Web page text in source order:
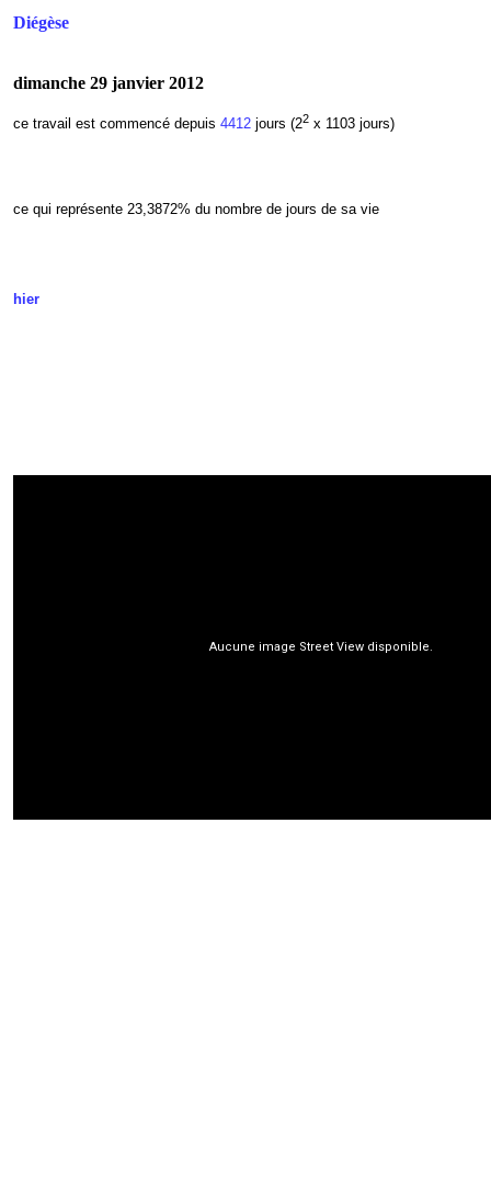
Diégèse
dimanche 29 janvier 2012
ce travail est commencé depuis 4412 jours (22 x 1103 jours)
ce qui représente 23,3872% du nombre de jours de sa vie
hier